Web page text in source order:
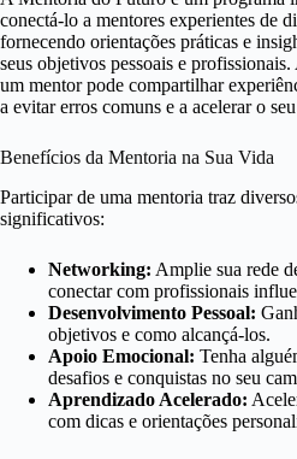
conectá-lo a mentores experientes de
fornecendo orientações práticas e
seus objetivos pessoais e
um mentor pode compartilhar
a evitar erros comuns e a acelerar o
Benefícios da Mentoria na Sua Vida
Participar de uma mentoria traz
significativos:
Networking: Amplie sua rede
conectar com profissionais
Desenvolvimento Pessoal:
objetivos e como alcançá-los.
Apoio Emocional: Tenha
desafios e conquistas no seu
Aprendizado Acelerado:
com dicas e orientações